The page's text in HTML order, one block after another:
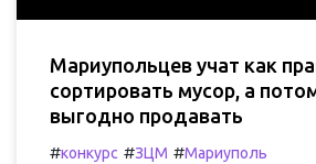
Мариупольцев учат как
сортировать мусор, а
выгодно продавать
#конкурс #ЗЦМ #Мариуполь